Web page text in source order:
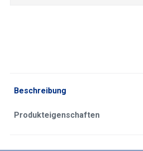
Beschreibung
Produkteigenschaften